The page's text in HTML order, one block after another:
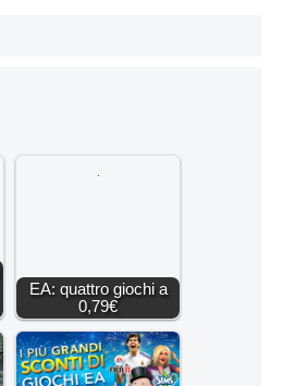
EA: quattro giochi a
0,79€